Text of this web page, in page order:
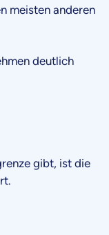
meisten anderen
deutlich
gibt, ist die